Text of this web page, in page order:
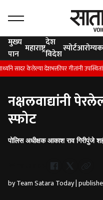
मुख्य
पान महाराष्ट्रदेश
विदेशस्पोर्टआरोग्य
सादर केलेल्या देशभक्तीपर गीतांनी उपस्थितांची
नक्षलवाद्यांनी
स्फोट
पोलिस अधीक्षक आकाश राव गिरीपुंजे
by Team Satara Today |